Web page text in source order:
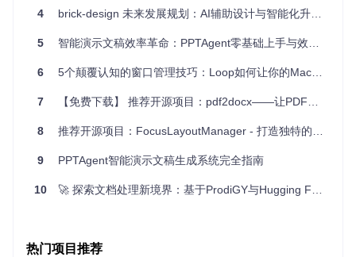
4 brick-design 未来发展规划：AI辅助设计与智能化升级路线
5 智能演示文稿效率革命：PPTAgent零基础上手与效率提升技巧
6 5个颠覆认知的窗口管理技巧：Loop如何让你的Mac效率提升300%
7 【免费下载】 推荐开源项目：pdf2docx——让PDF转换为Word更智能
8 推荐开源项目：FocusLayoutManager - 打造独特的滚动体验
9 PPTAgent智能演示文稿生成系统完全指南
10 🚀 探索文档处理新境界：基于ProdiGY与Hugging Face的智能布局理解
热门项目推荐